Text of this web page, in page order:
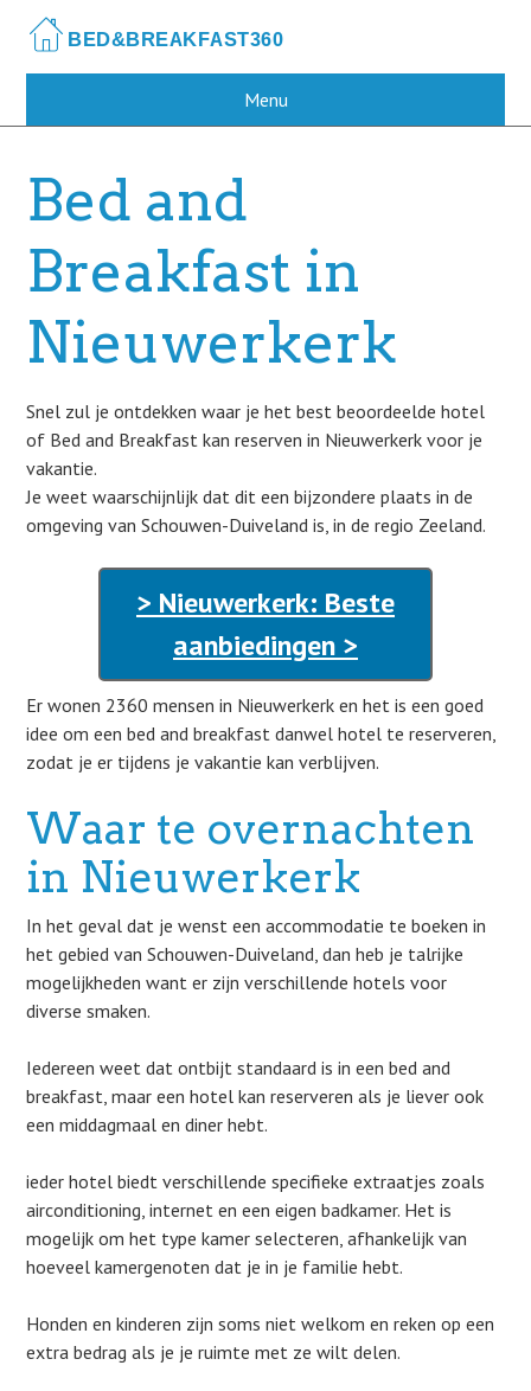
main
Menu
Bed and
Breakfast in
Nieuwerkerk
Snel zul je ontdekken waar je het best beoordeelde hotel
of Bed and Breakfast kan reserven in Nieuwerkerk voor je
vakantie.
Je weet waarschijnlijk dat dit een bijzondere plaats in de
omgeving van Schouwen-Duiveland is, in de regio Zeeland.
> Nieuwerkerk: Beste
aanbiedingen >
Er wonen 2360 mensen in Nieuwerkerk en het is een goed
idee om een bed and breakfast danwel hotel te reserveren,
zodat je er tijdens je vakantie kan verblijven.
Waar te overnachten
in Nieuwerkerk
In het geval dat je wenst een accommodatie te boeken in
het gebied van Schouwen-Duiveland, dan heb je talrijke
mogelijkheden want er zijn verschillende hotels voor
diverse smaken.
Iedereen weet dat ontbijt standaard is in een bed and
breakfast, maar een hotel kan reserveren als je liever ook
een middagmaal en diner hebt.
ieder hotel biedt verschillende specifieke extraatjes zoals
airconditioning, internet en een eigen badkamer. Het is
mogelijk om het type kamer selecteren, afhankelijk van
hoeveel kamergenoten dat je in je familie hebt.
Honden en kinderen zijn soms niet welkom en reken op een
extra bedrag als je je ruimte met ze wilt delen.